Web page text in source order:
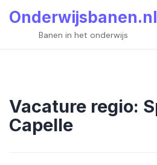
Onderwijsbanen.nl
Banen in het onderwijs
Vacature regio:
Capelle